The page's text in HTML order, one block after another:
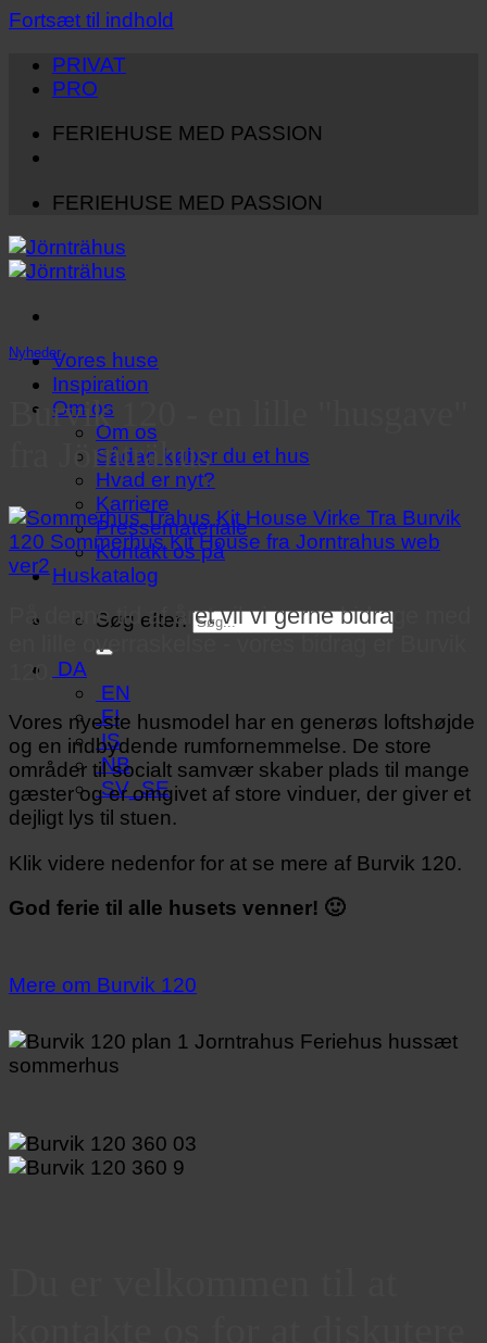
Fortsæt til indhold
PRIVAT
PRO
FERIEHUSE MED PASSION
FERIEHUSE MED PASSION
Vores huse
Inspiration
Om os
Om os
Sådan køber du et hus
Hvad er nyt?
Karriere
Pressemateriale
Kontakt os på
Huskatalog
Søg efter:
DA
EN
FI
IS
NB
SV_SE
Nyheder
Burvik 120 - en lille "husgave"
fra Jörnträhus
På denne tid af året vil vi gerne bidrage med
en lille overraskelse - vores bidrag er Burvik
120.
Vores nyeste husmodel har en generøs loftshøjde
og en indbydende rumfornemmelse. De store
områder til socialt samvær skaber plads til mange
gæster og er omgivet af store vinduer, der giver et
dejligt lys til stuen.
Klik videre nedenfor for at se mere af Burvik 120.
God ferie til alle husets venner! 🙂
Mere om Burvik 120